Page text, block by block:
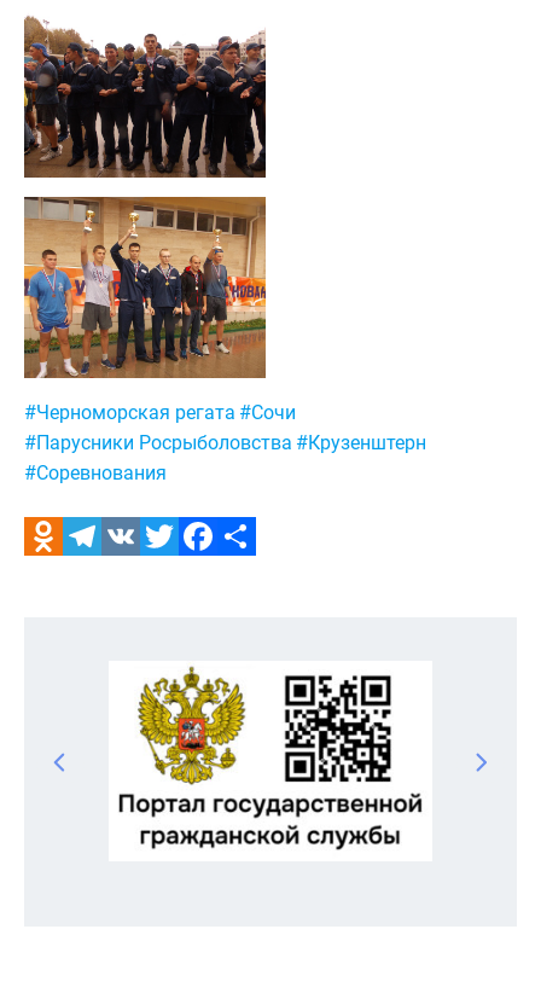
Метки:
#Черноморская регата #Сочи
#Парусники Росрыболовства #Крузенштерн
#Соревнования